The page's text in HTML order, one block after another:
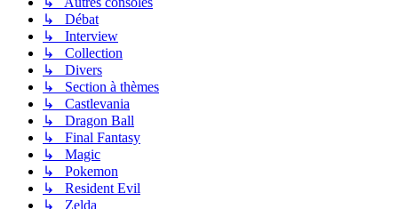
↳ Débat
↳ Interview
↳ Collection
↳ Divers
↳ Section à thèmes
↳ Castlevania
↳ Dragon Ball
↳ Final Fantasy
↳ Magic
↳ Pokemon
↳ Resident Evil
↳ Zelda